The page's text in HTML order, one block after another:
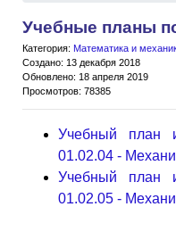
Учебные планы
Категория: Математика и
Создано: 13 декабря 2018
Обновлено: 18 апреля 2019
Просмотров: 78385
Учебный план
01.02.04 -
Учебный план
01.02.05 -